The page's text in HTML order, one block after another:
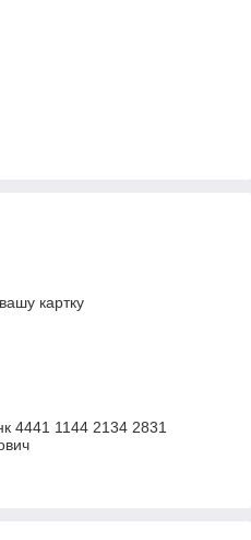
картку
4441 1144 2134 2831